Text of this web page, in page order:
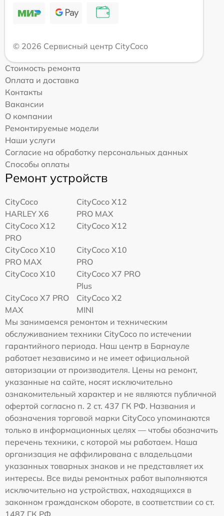
© 2026 Сервисный центр CityCoco
Стоимость ремонта
Оплата и доставка
Контакты
Вакансии
О компании
Ремонтируемые модели
Наши услуги
Согласие на обработку персональных данных
Способы оплаты
Ремонт устройств
CityCoco
HARLEY X6
CityCoco X12
PRO MAX
CityCoco X12
PRO
CityCoco X12
CityCoco X10
PRO MAX
CityCoco X10
PRO
CityCoco X10
CityCoco X7 PRO
Plus
CityCoco X7 PRO
MAX
CityCoco X2
MINI
Мы занимаемся ремонтом и техническим
обслуживанием техники CityCoco по истечении
гарантийного периода. Наш центр в Барнауле
работает независимо и не имеет официальной
авторизации от производителя. Цены на ремонт,
указанные на сайте, носят исключительно
ознакомительный характер и не являются публичной
офертой согласно п. 2 ст. 437 ГК РФ. Названия и
обозначения торговой марки CityCoco упоминаются
только в информационных целях — чтобы обозначить
перечень техники, с которой мы работаем. Наша
организация не аффилирована с владельцами
указанных товарных знаков и не представляет их
интересы. Все виды ремонтных работ выполняются
исключительно на устройствах, находящихся в
законном гражданском обороте, в соответствии со ст.